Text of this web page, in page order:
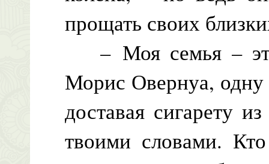
прощать своих
– Моя семья –
Морис Овернуа, одну
доставая сигарету
твоими словами.